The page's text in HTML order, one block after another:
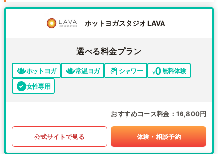
ホットヨガスタジオ LAVA
選べる料金プラン
ホットヨガ 常温ヨガ シャワー
無料体験
女性専用
おすすめコース料金 16,800円
公式サイトで見る 体験・相談予約